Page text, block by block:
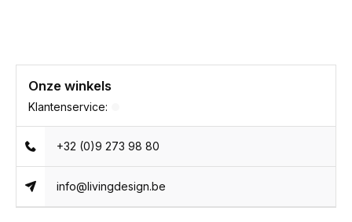
Onze winkels
Klantenservice:
+32 (0)9 273 98 80
info@livingdesign.be